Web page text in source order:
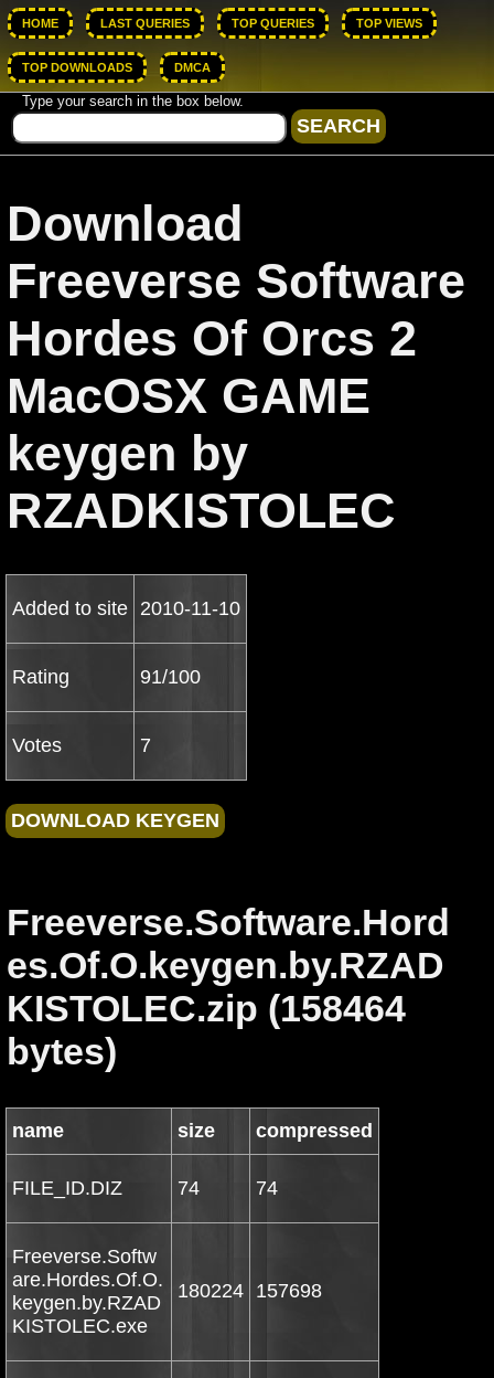
HOME LAST QUERIES TOP QUERIES TOP VIEWS
TOP DOWNLOADS DMCA
Type your search in the box below.
Download
Freeverse Software
Hordes Of Orcs 2
MacOSX GAME
keygen by
RZADKISTOLEC
Added to site 2010-11-10
Rating 91/100
Votes 7
Freeverse.Software.Hord
es.Of.O.keygen.by.RZAD
KISTOLEC.zip (158464
bytes)
name size compressed
FILE_ID.DIZ 74 74
Freeverse.Softw
are.Hordes.Of.O.
keygen.by.RZAD
KISTOLEC.exe
180224 157698